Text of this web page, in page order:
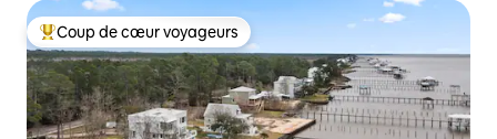
Coup de cœur voyageurs parmi les plus aimés
Coup de cœur voyageurs